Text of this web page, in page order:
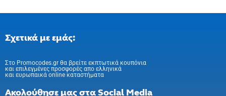
Σχετικά με εμάς:
Στo Promocodes.gr θα βρείτε εκπτωτικά κουπόνια
και επιλεγμένες προσφορές απο ελληνικά
και ευρωπαικά online καταστήματα
Ακολούθησε μας στα Social Media